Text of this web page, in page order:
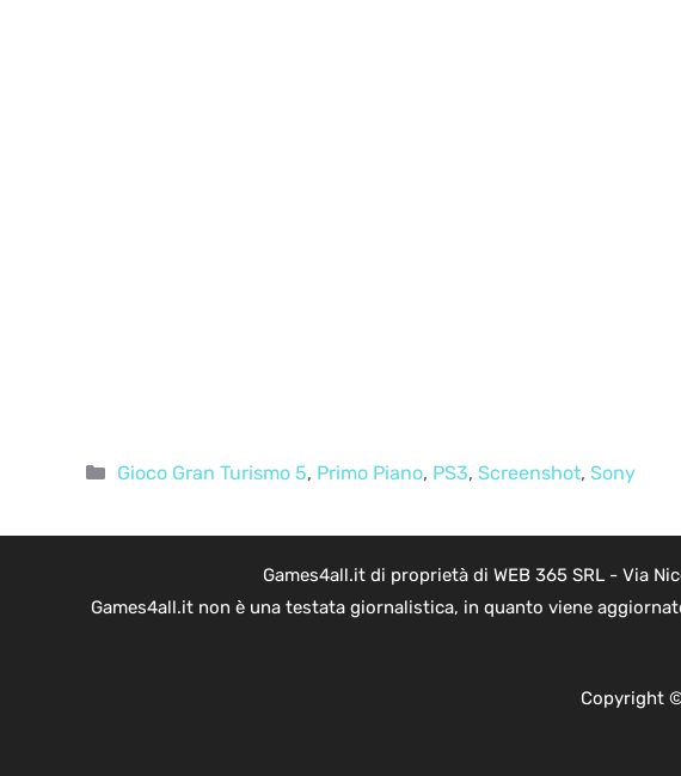
Categorie
Gioco Gran Turismo 5, Primo Piano, PS3, Screenshot, Sony
Games4all.it di proprietà di WEB 365 SRL - Via
Games4all.it non è una testata giornalistica, in quanto viene
Copyright